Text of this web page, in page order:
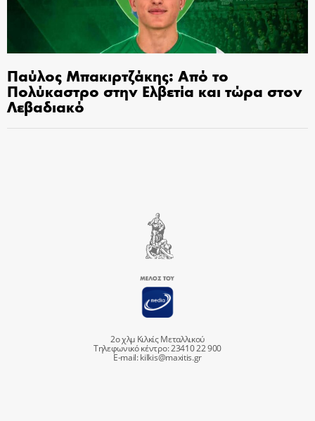
Παύλος Μπακιρτζάκης: Από το
Πολύκαστρο στην Ελβετία και τώρα στον
Λεβαδιακό
2ο χλμ Κιλκίς Μεταλλικού
Τηλεφωνικό κέντρο: 23410 22 900
E-mail:kilkis@maxitis.gr